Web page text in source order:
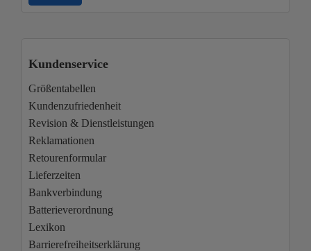
Kundenservice
Größentabellen
Kundenzufriedenheit
Revision & Dienstleistungen
Reklamationen
Retourenformular
Lieferzeiten
Bankverbindung
Batterieverordnung
Lexikon
Barrierefreiheitserklärung